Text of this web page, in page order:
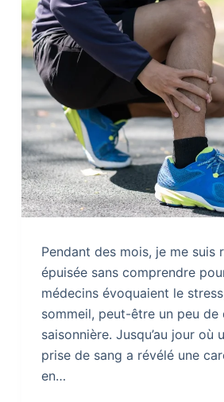
Pendant des mois, je me suis
épuisée sans comprendre
médecins évoquaient le
sommeil, peut-être un peu de
saisonnière. Jusqu’au jour où
prise de sang a révélé une
en…